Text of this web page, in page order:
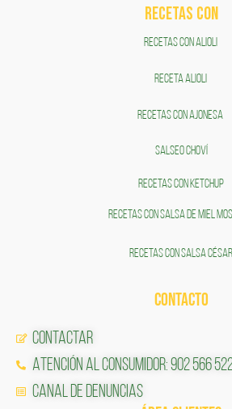
RECETAS COn
RECETAS CON ALIOLI
RECETA ALIOLI
RECETAS CON AJONESA
SALSEO CHOVÍ
RECETAS CON KETCHUP
RECETAS CON SALSA DE MIEL
RECETAS CON SALSA CÉSAR
CONTACTO
Contactar
Atención al Consumidor: 902 566
Canal de Denuncias